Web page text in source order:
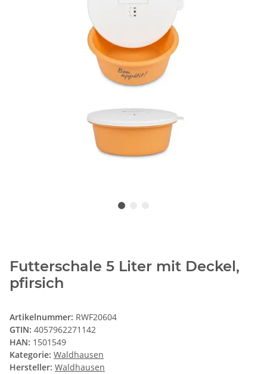
Futterschale 5 Liter mit Deckel,
pfirsich
Artikelnummer: RWF20604
GTIN: 4057962271142
HAN: 1501549
Kategorie: Waldhausen
Hersteller: Waldhausen